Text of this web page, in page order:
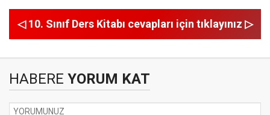
◁ 10. Sınıf Ders Kitabı cevapları için tıklayınız ▷
HABERE YORUM KAT